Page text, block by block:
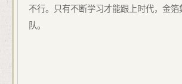
不行。只有不断学习才能跟上时代，金箔
队。